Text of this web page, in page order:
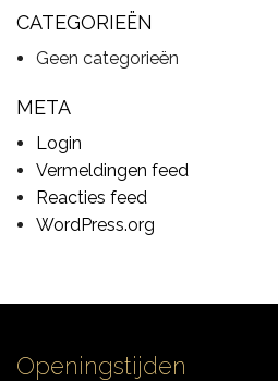
DRUMSCHOOL
CONTACT
CATEGORIEËN
Geen categorieën
META
Login
Vermeldingen feed
Reacties feed
WordPress.org
Openingstijden